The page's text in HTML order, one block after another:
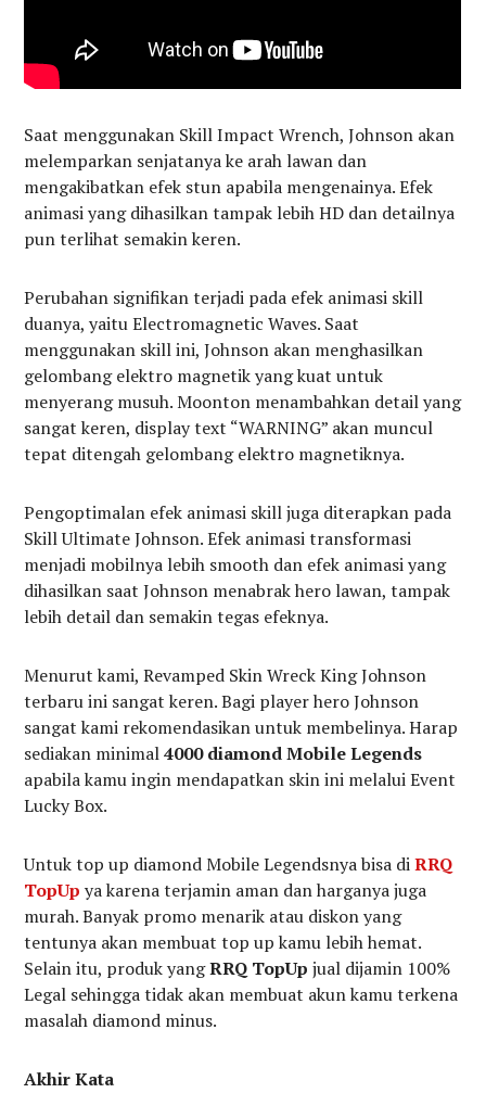
Saat menggunakan Skill Impact Wrench, Johnson akan
melemparkan senjatanya ke arah lawan dan
mengakibatkan efek stun apabila mengenainya. Efek
animasi yang dihasilkan tampak lebih HD dan detailnya
pun terlihat semakin keren.
Perubahan signifikan terjadi pada efek animasi skill
duanya, yaitu Electromagnetic Waves. Saat
menggunakan skill ini, Johnson akan menghasilkan
gelombang elektro magnetik yang kuat untuk
menyerang musuh. Moonton menambahkan detail yang
sangat keren, display text “WARNING” akan muncul
tepat ditengah gelombang elektro magnetiknya.
Pengoptimalan efek animasi skill juga diterapkan pada
Skill Ultimate Johnson. Efek animasi transformasi
menjadi mobilnya lebih smooth dan efek animasi yang
dihasilkan saat Johnson menabrak hero lawan, tampak
lebih detail dan semakin tegas efeknya.
Menurut kami, Revamped Skin Wreck King Johnson
terbaru ini sangat keren. Bagi player hero Johnson
sangat kami rekomendasikan untuk membelinya. Harap
sediakan minimal4000 diamond Mobile Legends
apabila kamu ingin mendapatkan skin ini melalui Event
Lucky Box.
Untuk top up diamond Mobile Legendsnya bisa diRRQ
TopUpya karena terjamin aman dan harganya juga
murah. Banyak promo menarik atau diskon yang
tentunya akan membuat top up kamu lebih hemat.
Selain itu, produk yangRRQ TopUp jual dijamin 100%
Legal sehingga tidak akan membuat akun kamu terkena
masalah diamond minus.
Akhir Kata